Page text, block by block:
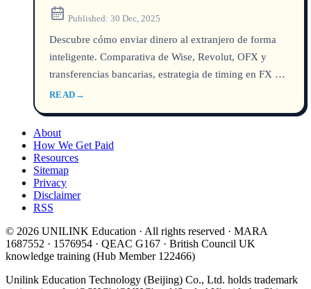
Published: 30 Dec, 2025
Descubre cómo enviar dinero al extranjero de forma
inteligente. Comparativa de Wise, Revolut, OFX y
transferencias bancarias, estrategia de timing en FX y
errores comunes que todo estudiante debe evitar.
READ →
About
How We Get Paid
Resources
Sitemap
Privacy
Disclaimer
RSS
© 2026 UNILINK Education · All rights reserved · MARA
1687552 · 1576954 · QEAC G167 · British Council UK
knowledge training (Hub Member 122466)
Unilink Education Technology (Beijing) Co., Ltd. holds trademark